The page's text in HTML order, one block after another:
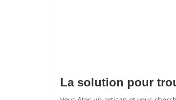
La solution pour